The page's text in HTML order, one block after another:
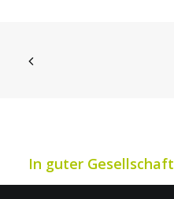
In guter Gesellschaft